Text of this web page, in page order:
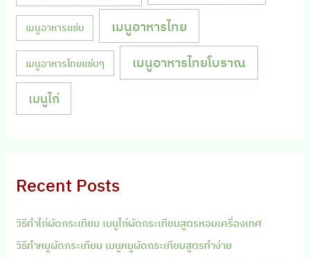
เมนูอาหารแซ่บ เมนูอาหารไทย
เมนูอาหารไทยแซ่บๆ เมนูอาหารไทยโบราณ
เมนูไก่
Recent Posts
วิธีทำไก่ผัดกระเทียม เมนูไก่ผัดกระเทียมสูตรหอมเครื่องเทศ
วิธีทำหมูผัดกระเทียม เมนูหมูผัดกระเทียมสูตรทำง่าย